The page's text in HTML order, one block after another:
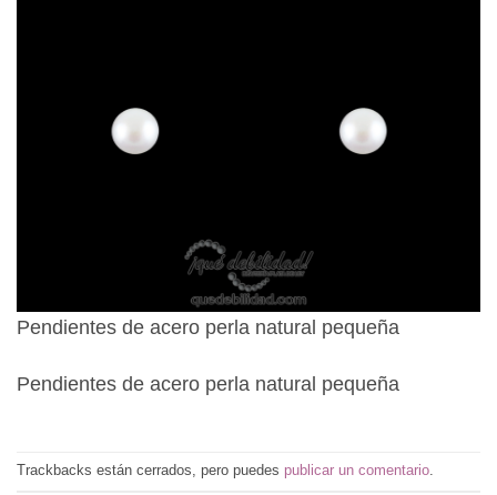
Pendientes de acero perla natural pequeña
Pendientes de acero perla natural pequeña
Trackbacks están cerrados, pero puedes publicar un comentario.